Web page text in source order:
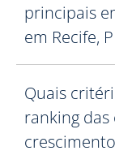
principais
em Recife,
Quais
ranking das